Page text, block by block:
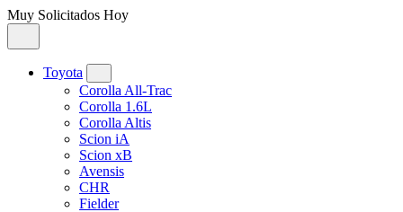
Muy Solicitados Hoy
Toyota
Corolla All-Trac
Corolla 1.6L
Corolla Altis
Scion iA
Scion xB
Avensis
CHR
Fielder